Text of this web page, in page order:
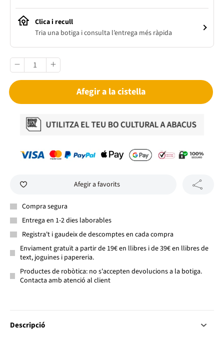
Clica i recull
Tria una botiga i consulta l’entrega més ràpida
Afegir a la cistella
Afegir a favorits
Compra segura
Entrega en 1-2 dies laborables
Registra't i gaudeix de descomptes en cada compra
Enviament gratuït a partir de 19€ en llibres i de 39€ en llibres de
text, joguines i papereria.
Productes de robòtica: no s'accepten devolucions a la botiga.
Contacta amb atenció al client
Descripció